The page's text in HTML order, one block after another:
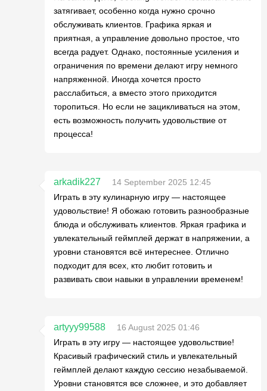
затягивает, особенно когда нужно срочно
обслуживать клиентов. Графика яркая и
приятная, а управление довольно простое, что
всегда радует. Однако, постоянные усиления и
ограничения по времени делают игру немного
напряженной. Иногда хочется просто
расслабиться, а вместо этого приходится
торопиться. Но если не зацикливаться на этом,
есть возможность получить удовольствие от
процесса!
arkadik227
14 September 2025 12:45
Играть в эту кулинарную игру — настоящее
удовольствие! Я обожаю готовить разнообразные
блюда и обслуживать клиентов. Яркая графика и
увлекательный геймплей держат в напряжении, а
уровни становятся всё интереснее. Отлично
подходит для всех, кто любит готовить и
развивать свои навыки в управлении временем!
artyyy99588
16 August 2025 01:46
Играть в эту игру — настоящее удовольствие!
Красивый графический стиль и увлекательный
геймплей делают каждую сессию незабываемой.
Уровни становятся все сложнее, и это добавляет